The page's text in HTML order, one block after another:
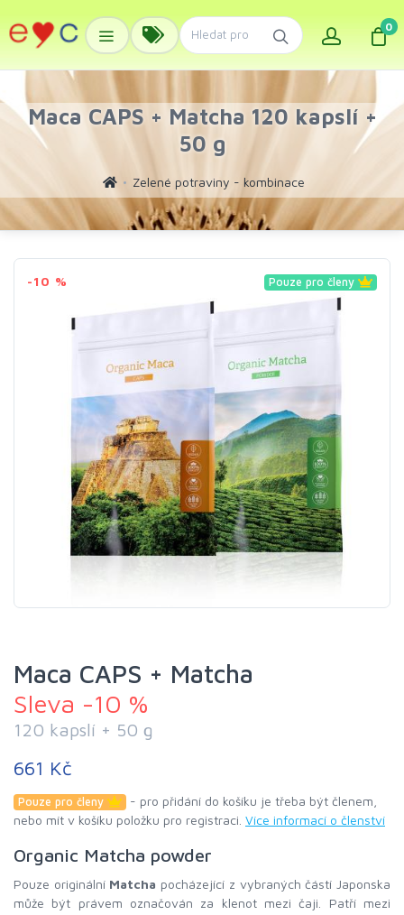
0
Maca CAPS + Matcha 120 kapslí +
50 g
Zelené potraviny - kombinace
-10 % Pouze pro členy
Maca CAPS + Matcha
Sleva -10 %
120 kapslí + 50 g
661 Kč
Pouze pro členy
- pro přidání do košíku je třeba být členem,
nebo mít v košíku položku pro registraci. Více informací o členství
Organic Matcha powder
Pouze originální Matcha pocházející z vybraných částí Japonska
může být právem označován za klenot mezi čaji. Patří mezi